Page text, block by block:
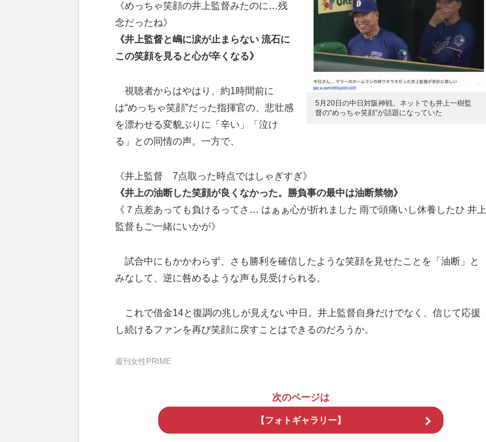
5月20日の中日対阪神戦、ネットでも井上一樹監
督の“めっちゃ笑顔”が話題になっていた
《めっちゃ笑顔の井上監督みたのに…残
念だったね》
《井上監督と嶋に涙が止まらない 流石に
この笑顔を見ると心が辛くなる》
視聴者からはやはり、約1時間前に
は“めっちゃ笑顔”だった指揮官の、悲壮感
を漂わせる変貌ぶりに「辛い」「泣け
る」との同情の声。一方で、
《井上監督 7点取った時点ではしゃぎすぎ》
《井上の油断した笑顔が良くなかった。勝負事の最中は油断禁物》
《７点差あっても負けるってさ… はぁぁ心が折れました 雨で頭痛いし休養したひ 井上
監督もご一緒にいかが》
試合中にもかかわらず、さも勝利を確信したような笑顔を見せたことを「油断」と
みなして、逆に咎めるような声も見受けられる。
これで借金14と復調の兆しが見えない中日。井上監督自身だけでなく、信じて応援
し続けるファンを再び笑顔に戻すことはできるのだろうか。
週刊女性PRIME
次のページは
【フォトギャラリー】